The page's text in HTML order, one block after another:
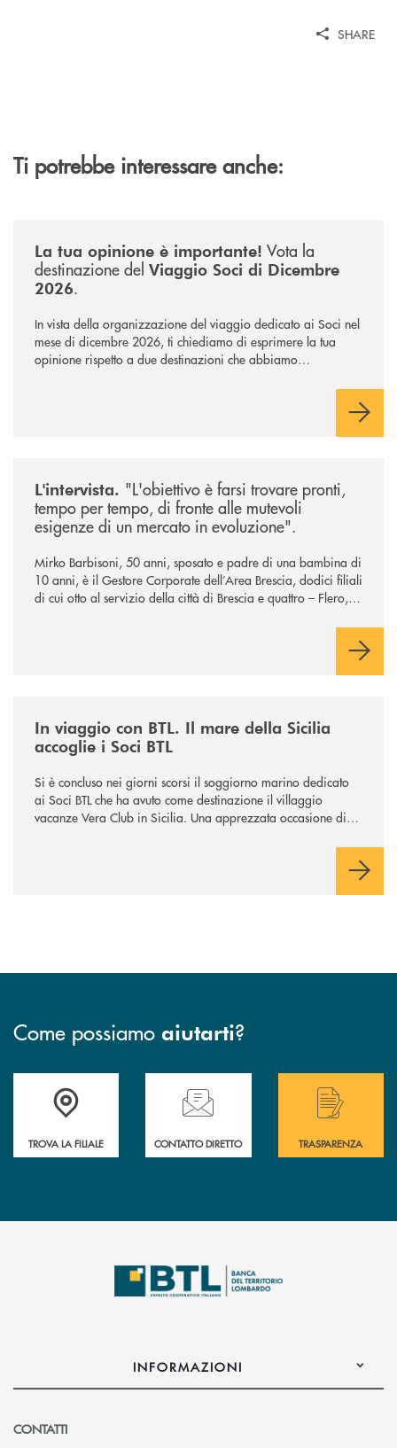
SHARE
Ti potrebbe interessare anche:
La tua opinione è importante! Vota la
destinazione del Viaggio Soci di Dicembre
2026.
In vista della organizzazione del viaggio dedicato ai Soci nel
mese di dicembre 2026, ti chiediamo di esprimere la tua
opinione rispetto a due destinazioni che abbiamo
L'intervista. "L'obiettivo è farsi trovare pronti,
tempo per tempo, di fronte alle mutevoli
esigenze di un mercato in evoluzione".
Mirko Barbisoni, 50 anni, sposato e padre di una bambina di
10 anni, è il Gestore Corporate dell’Area Brescia, dodici filiali
di cui otto al servizio della città di Brescia e quattro – Flero,
In viaggio con BTL. Il mare della Sicilia
accoglie i Soci BTL
Si è concluso nei giorni scorsi il soggiorno marino dedicato
ai Soci BTL che ha avuto come destinazione il villaggio
vacanze Vera Club in Sicilia. Una apprezzata occasione di
Come possiamo aiutarti?
Accedi all' elenco completo delle filiali .
TROVA LA FILIALE
Hai bisogno di assistenza immediata?
CONTATTO DIRETTO
Hai bisogno di
TRASPARENZA
INFORMAZIONI
CONTATTI